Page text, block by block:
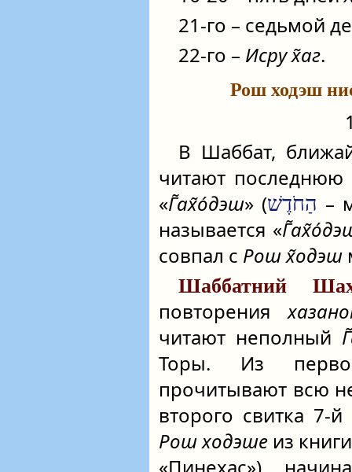
21-го – седьмой
22-го – Исру х̃аг.
Рош ходэш
В Шаббат,
читают последнюю
«Г̃ах̃о́дэш» (הַחֹדֶשׁ –
называется «
совпал с Рош х̃одэш
Шаббатний
повторения
читают неполный
Торы. Из
прочитывают всю
второго свитка 7-
Рош ходэше из